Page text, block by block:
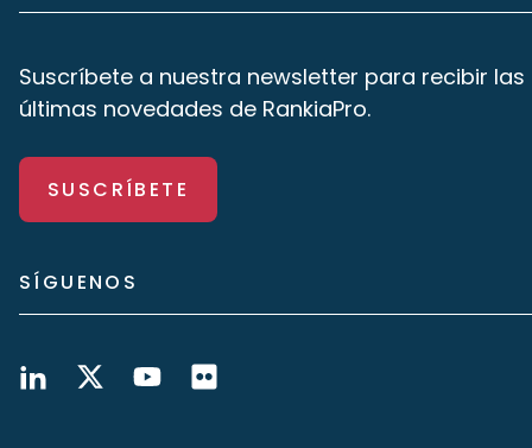
Suscríbete a nuestra newsletter para recibir las
últimas novedades de RankiaPro.
SUSCRÍBETE
SÍGUENOS